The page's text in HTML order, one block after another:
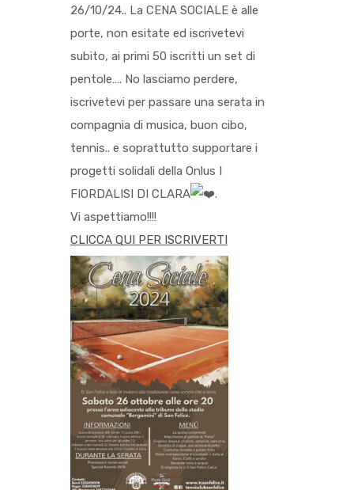
26/10/24.. La CENA SOCIALE è alle
porte, non esitate ed iscrivetevi
subito, ai primi 50 iscritti un set di
pentole…. No lasciamo perdere,
iscrivetevi per passare una serata in
compagnia di musica, buon cibo,
tennis.. e soprattutto supportare i
progetti solidali della Onlus I
FIORDALISI DI CLARA
.
Vi aspettiamo!!!!
CLICCA QUI PER ISCRIVERTI